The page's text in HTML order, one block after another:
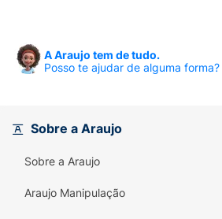
mg/12,5 mg.
ATACAND HCT
hidroclorotiazida.
APRESENTAÇÕES:
ou 16/12,5 mg em embalagens
A Araujo tem de tudo.
Posso te ajudar de alguma forma?
Sobre a Araujo
Sobre a Araujo
Araujo Manipulação